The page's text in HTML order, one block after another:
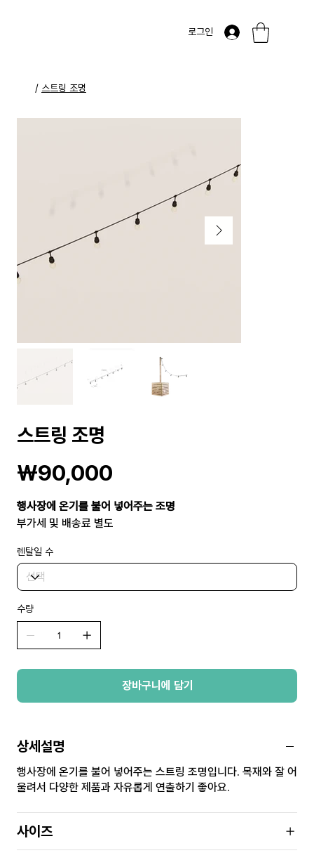
로그인
/ 스트링 조명
스트링 조명
격
₩90,000
행사장에 온기를 불어 넣어주는 조명
부가세 및 배송료 별도
렌탈일 수
수량
장바구니에 담기
상세설명
행사장에 온기를 불어 넣어주는 스트링 조명입니다. 목재와 잘 어
울려서 다양한 제품과 자유롭게 연출하기 좋아요.
사이즈